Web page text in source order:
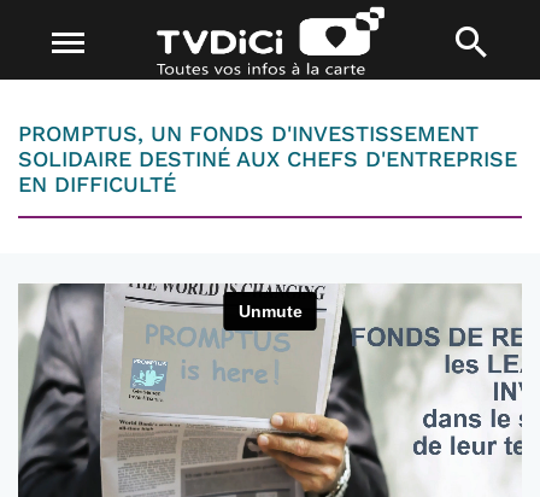
PROMPTUS, UN FONDS D'INVESTISSEMENT
SOLIDAIRE DESTINÉ AUX CHEFS D'ENTREPRISE
EN DIFFICULTÉ